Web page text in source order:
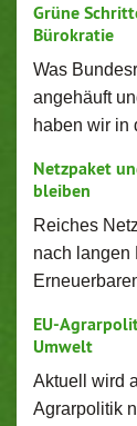
Grüne
Bürokratie
Was
angehäuft
haben wir in
Netzpaket
bleiben
Reiches
nach langen
EU-
Umwelt
Aktuell wird
Agrarpolitik